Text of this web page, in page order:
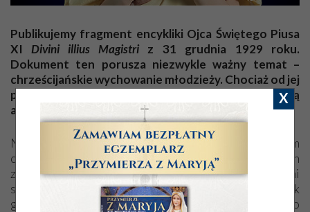
X
Publikujemy fragment encykliki Ojca Świętego Piusa
XI Divini illius Magistri z 31 grudnia 1929 roku.
Dokument ten porusza niezwykle ważny temat –
chrześcijańskie wychowanie młodzieży. Chociaż od jej
publikacji minął prawie wiek, wciąż uderza swą
aktualnością!
Nigdy nie powinno się tracić z oczu, że przedmiotem
chrześcijańskiego wychowania jest cały człowiek, duch
złączony z ciałem w jedności natury, ze wszystkimi
swoimi władzami przyrodzonymi i nadprzyrodzonymi, jak
go nam przedstawia zdrowy rozum i Objawienie; przeto